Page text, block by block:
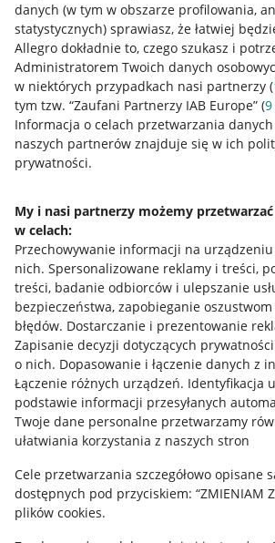
danych (w tym w obszarze profilowania,
statystycznych) sprawiasz, że łatwiej
Allegro dokładnie to, czego szukasz i
Administratorem Twoich danych
w niektórych przypadkach nasi partnerzy (
tym tzw. “Zaufani Partnerzy IAB Europe” (9
Informacja o celach przetwarzania
naszych partnerów znajduje się w ich
prywatności.
My i nasi partnerzy możemy
w celach:
Przechowywanie informacji na
nich. Spersonalizowane reklamy i treści,
treści, badanie odbiorców i ulepszanie
bezpieczeństwa, zapobieganie
błędów. Dostarczanie i prezentowanie
Zapisanie decyzji dotyczących
o nich. Dopasowanie i łączenie danych z
Łączenie różnych urządzeń. Identyfikacja
podstawie informacji przesyłanych
Twoje dane personalne przetwarzamy
ułatwiania korzystania z naszych stron
Cele przetwarzania szczegółowo opisane
dostępnych pod przyciskiem: “ZMIENIAM
plików cookies.
Przydatne informacje
Jak to działa
Allegro Gadane dla sprzedających
Allegro Gadane dla kupujących
Mapa miejscowości
Informacje prawne
Regulamin
Polityka plików "cookies"
Ustawienia plików "cookies"
Udostępnianie lokalizacji
Informacje dla Aktu o Usługach Cyfrowych